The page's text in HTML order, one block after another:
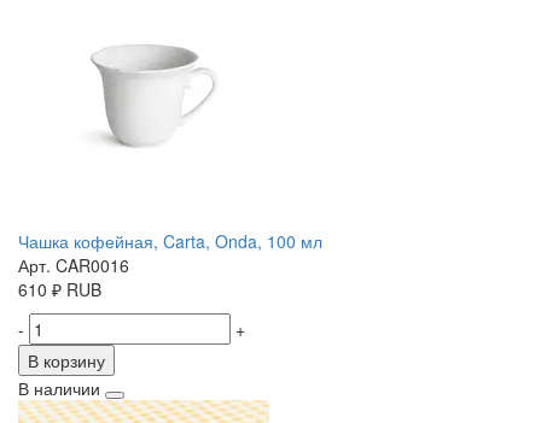
Чашка кофейная, Carta, Onda, 100 мл
Арт. CAR0016
610 ₽ RUB
-
+
В корзину
В наличии